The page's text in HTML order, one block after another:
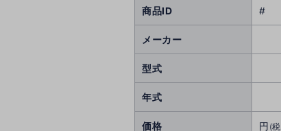
商品ID #
メーカー
型式
年式
価格 円 (